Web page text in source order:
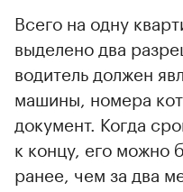
Всего на одну
выделено два
водитель должен
машины, номера
документ. Когда
к концу, его можно
ранее, чем за два